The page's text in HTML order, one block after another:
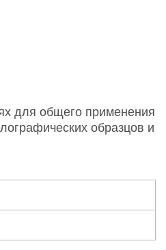
для общего применения
образцов и